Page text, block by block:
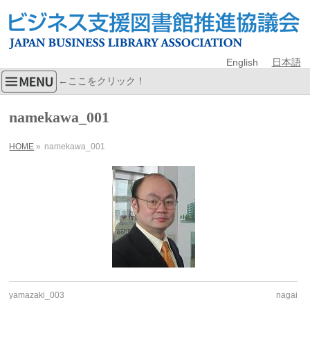
English 日本語
←ここをクリック！
namekawa_001
HOME » namekawa_001
yamazaki_003 nagai